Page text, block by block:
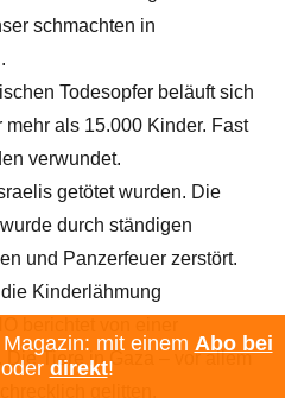
schmachten in
Todesopfer beläuft sich
als 15.000 Kinder. Fast
verwundet.
getötet wurden. Die
durch ständigen
und Panzerfeuer zerstört.
Kinderlähmung
Die Tiere in Gaza – vor allem
mit einem Abo bei
direkt!